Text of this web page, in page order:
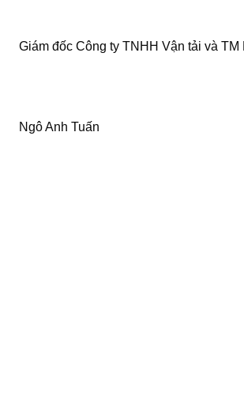
Giám đốc Công ty TNHH Vận tải và TM
Ngô Anh Tuấn